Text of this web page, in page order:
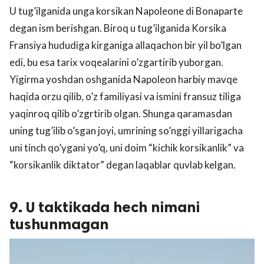
U tug’ilganida unga korsikan Napoleone di Bonaparte
degan ism berishgan. Biroq u tug’ilganida Korsika
Fransiya hududiga kirganiga allaqachon bir yil bo’lgan
edi, bu esa tarix voqealarini o’zgartirib yuborgan.
Yigirma yoshdan oshganida Napoleon harbiy mavqe
haqida orzu qilib, o’z familiyasi va ismini fransuz tiliga
yaqinroq qilib o’zgrtirib olgan. Shunga qaramasdan
uning tug’ilib o’sgan joyi, umrining so’nggi yillarigacha
uni tinch qo’ygani yo’q, uni doim “kichik korsikanlik” va
“korsikanlik diktator” degan laqablar quvlab kelgan.
9. U taktikada hech nimani
tushunmagan